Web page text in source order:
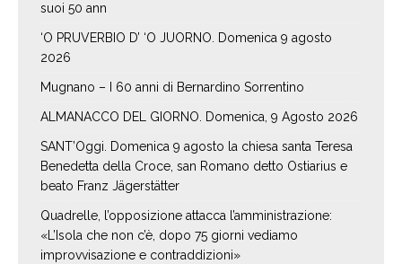
suoi 50 ann
‘O PRUVERBIO D’ ‘O JUORNO. Domenica 9 agosto
2026
Mugnano – I 60 anni di Bernardino Sorrentino
ALMANACCO DEL GIORNO. Domenica, 9 Agosto 2026
SANT’Oggi. Domenica 9 agosto la chiesa santa Teresa
Benedetta della Croce, san Romano detto Ostiarius e
beato Franz Jägerstätter
Quadrelle, l’opposizione attacca l’amministrazione:
«L’Isola che non c’è, dopo 75 giorni vediamo
improvvisazione e contraddizioni»